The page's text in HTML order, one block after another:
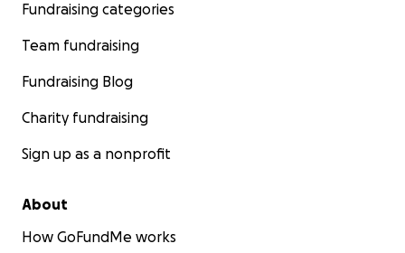
Fundraising categories
Team fundraising
Fundraising Blog
Charity fundraising
Sign up as a nonprofit
About
How GoFundMe works